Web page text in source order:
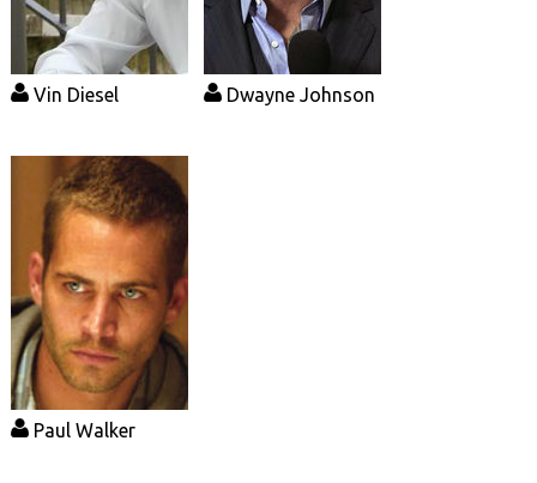
Vin Diesel Dwayne Johnson
Paul Walker